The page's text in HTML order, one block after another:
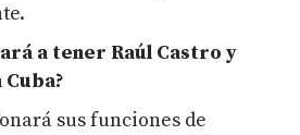
a tener Raúl Castro y
sus funciones de